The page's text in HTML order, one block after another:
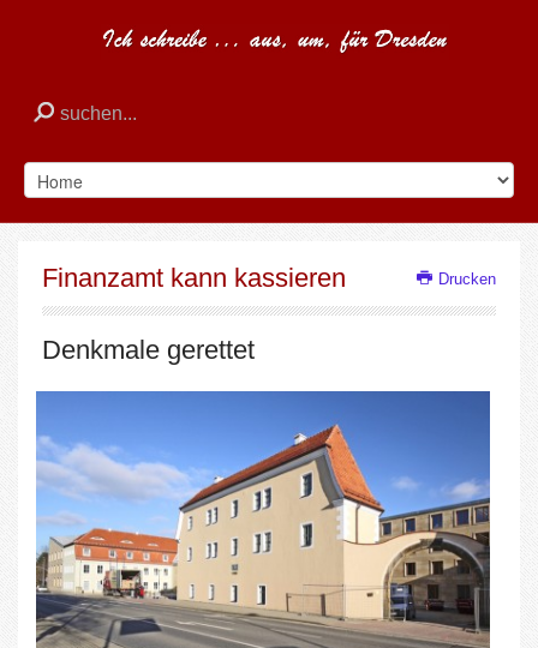
Drucken
Finanzamt kann kassieren
Denkmale gerettet